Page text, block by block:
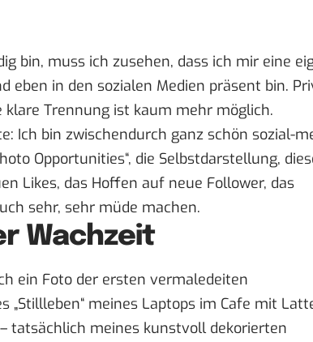
bin, muss ich zusehen, dass ich mir eine
eben in den sozialen Medien präsent bin.
Trennung ist kaum mehr möglich.
Ich bin zwischendurch ganz schön sozial-
Opportunities“, die Selbstdarstellung,
Likes, das Hoffen auf neue Follower, das
sehr, sehr müde machen.
Wachzeit
ein Foto der ersten vermaledeiten
„Stillleben“ meines Laptops im Cafe mit
tatsächlich meines kunstvoll dekorierten